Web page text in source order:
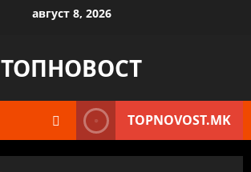
август 8, 2026
ТОПНОВОСТ
TOPNOVOST.MK